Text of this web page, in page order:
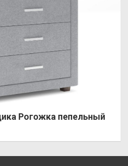
Рогожка пепельный